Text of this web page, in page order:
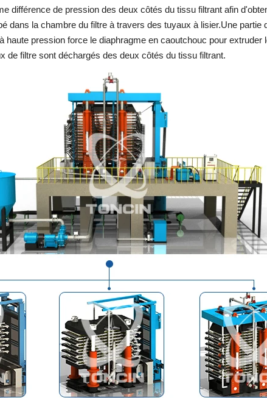
différence de pression des deux côtés du tissu filtrant afin
dans la chambre du filtre à travers des tuyaux à lisier.Une
pression force le diaphragme en caoutchouc pour extruder
filtre sont déchargés des deux côtés du tissu filtrant.